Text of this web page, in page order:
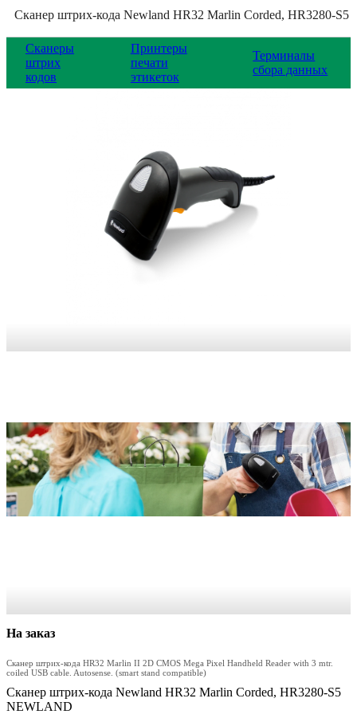
Сканер штрих-кода Newland HR32 Marlin Corded, HR3280-S5
Сканеры
штрих
кодов
Принтеры
печати
этикеток
Терминалы
сбора данных
На заказ
Сканер штрих-кода HR32 Marlin II 2D CMOS Mega Pixel Handheld Reader with 3 mtr.
coiled USB cable. Autosense. (smart stand compatible)
Сканер штрих-кода Newland HR32 Marlin Corded, HR3280-S5
NEWLAND